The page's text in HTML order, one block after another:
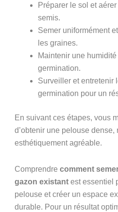
Préparer le sol et
semis.
Semer uniformément
les graines.
Maintenir une
germination.
Surveiller et entretenir
germination pour un
En suivant ces étapes, vous
d’obtenir une pelouse dense,
esthétiquement agréable.
Comprendre comment
gazon existant est essentiel
pelouse et créer un espace
durable. Pour un résultat